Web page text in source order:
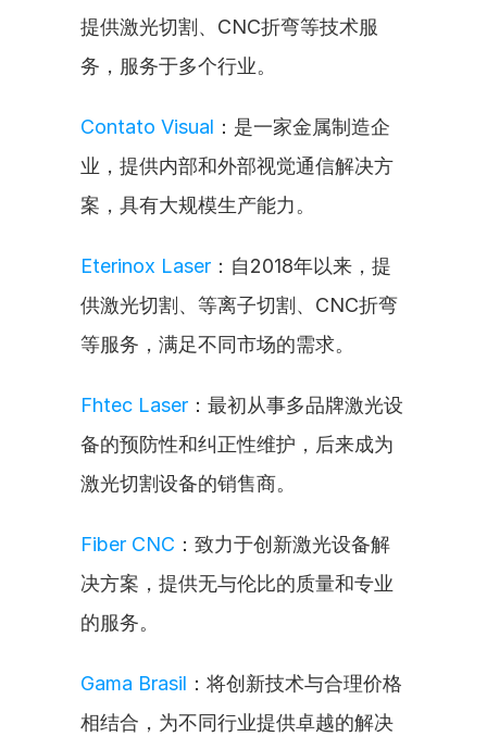
提供激光切割、CNC折弯等技术服
务，服务于多个行业。
Contato Visual ：是一家金属制造企
业，提供内部和外部视觉通信解决方
案，具有大规模生产能力。
Eterinox Laser ：自2018年以来，提
供激光切割、等离子切割、CNC折弯
等服务，满足不同市场的需求。
Fhtec Laser ：最初从事多品牌激光设
备的预防性和纠正性维护，后来成为
激光切割设备的销售商。
Fiber CNC ：致力于创新激光设备解
决方案，提供无与伦比的质量和专业
的服务。
Gama Brasil ：将创新技术与合理价格
相结合，为不同行业提供卓越的解决